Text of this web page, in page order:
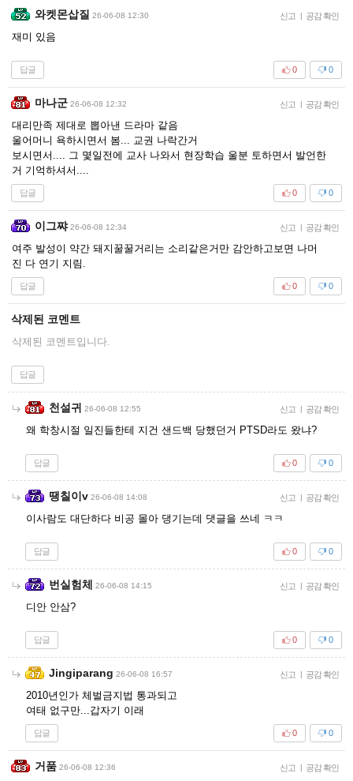
와켓몬삽질 26-06-08 12:30 신고 | 공감 확인
재미 있음
답글 0
0
마나군 26-06-08 12:32 신고 | 공감 확인
대리만족 제대로 뽑아낸 드라마 같음
울어머니 욕하시면서 봄... 교권 나락간거
보시면서.... 그 몇일전에 교사 나와서 현장학습 울분 토하면서 발언한
거 기억하셔서....
답글 0
0
이그쨔 26-06-08 12:34 신고 | 공감 확인
여주 발성이 약간 돼지꿀꿀거리는 소리같은거만 감안하고보면 나머
진 다 연기 지림.
답글 0
0
삭제된 코멘트
삭제된 코멘트입니다.
답글
천설귀 26-06-08 12:55 신고 | 공감 확인
왜 학창시절 일진들한테 지건 샌드백 당했던거 PTSD라도 왔냐?
답글 0
0
땡칠이v 26-06-08 14:08 신고 | 공감 확인
이사람도 대단하다 비공 몰아 댕기는데 댓글을 쓰네 ㅋㅋ
답글 0
0
번실험체 26-06-08 14:15 신고 | 공감 확인
디안 안삼?
답글 0
0
Jingiparang 26-06-08 16:57 신고 | 공감 확인
2010년인가 체벌금지법 통과되고
여태 없구만...갑자기 이래
답글 0
0
거품 26-06-08 12:36 신고 | 공감 확인